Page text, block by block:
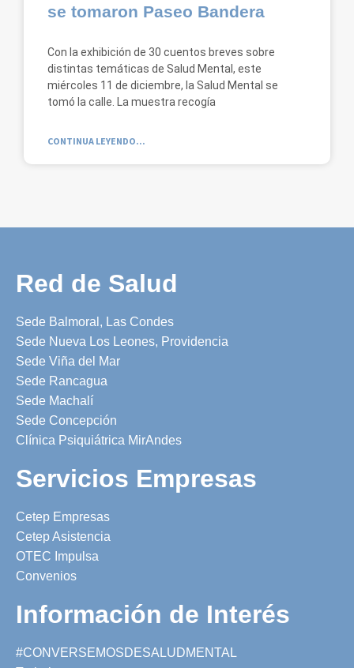
se tomaron Paseo Bandera
Con la exhibición de 30 cuentos breves sobre
distintas temáticas de Salud Mental, este
miércoles 11 de diciembre, la Salud Mental se
tomó la calle. La muestra recogía
CONTINUA LEYENDO...
Red de Salud
Sede Balmoral, Las Condes
Sede Nueva Los Leones, Providencia
Sede Viña del Mar
Sede Rancagua
Sede Machalí
Sede Concepción
Clínica Psiquiátrica MirAndes
Servicios Empresas
Cetep Empresas
Cetep Asistencia
OTEC Impulsa
Convenios
Información de Interés
#CONVERSEMOSDESALUDMENTAL